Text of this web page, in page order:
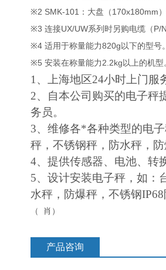
※2 SMK-101 ：大盘（ 170x180mm
※3 连接UX/UW系列时另购电缆（ P/
※4 适用于称量能力820g 以下的型号。
※5 安装在称量能力 2.2kg 以上的机型
1、上海地区24小时上门服
2、自本公司购买的电子秤
务员。
3、维修各*各种类型的电
秤，不锈钢秤，防水秤，
4、提供传感器、电池、转
5、设计安装电子秤，如：
水秤，防爆秤，不锈钢IP68
（ 肖 ）
产品咨询